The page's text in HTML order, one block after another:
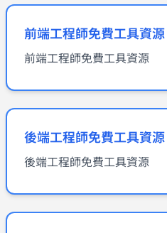
前端工程師免費工具資源
前端工程師免費工具資源
後端工程師免費工具資源
後端工程師免費工具資源